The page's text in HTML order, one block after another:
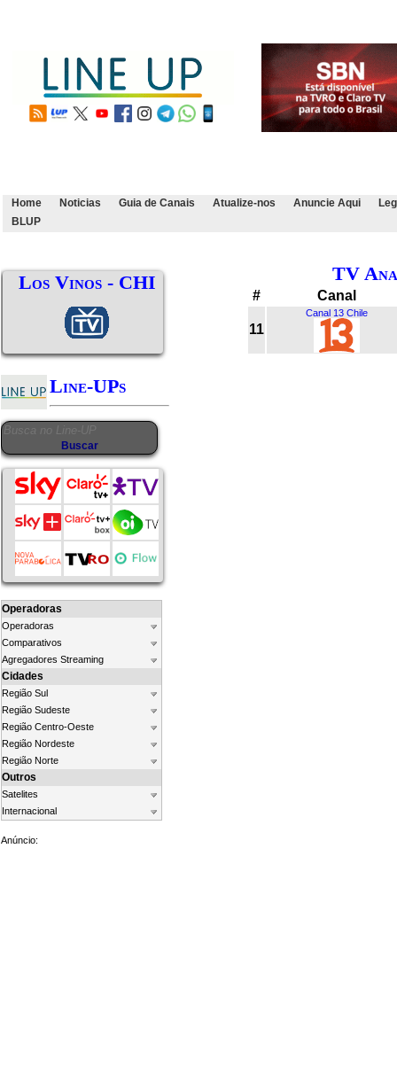
Home Noticias Guia de Canais Atualize-nos Anuncie Aqui
BLUP
Los Vinos - CHI
Line-UPs
Operadoras
Operadoras
Comparativos
Agregadores Streaming
Cidades
Região Sul
Região Sudeste
Região Centro-Oeste
Região Nordeste
Região Norte
Outros
Satelites
Internacional
Anúncio:
TV
# Canal
11
Canal 13 Chile